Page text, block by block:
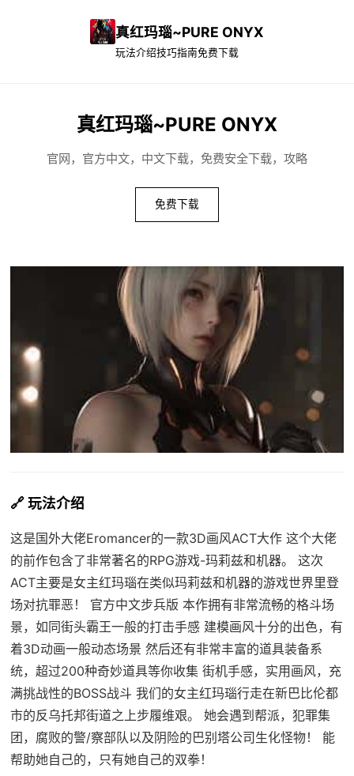
真红玛瑙~PURE ONYX
玩法介绍技巧指南免费下载
真红玛瑙~PURE ONYX
官网，官方中文，中文下载，免费安全下载，攻略
免费下载
🔗 玩法介绍
这是国外大佬Eromancer的一款3D画风ACT大作 这个大佬
的前作包含了非常著名的RPG游戏-玛莉兹和机器。 这次
ACT主要是女主红玛瑙在类似玛莉兹和机器的游戏世界里登
场对抗罪恶！ 官方中文步兵版 本作拥有非常流畅的格斗场
景，如同街头霸王一般的打击手感 建模画风十分的出色，有
着3D动画一般动态场景 然后还有非常丰富的道具装备系
统，超过200种奇妙道具等你收集 街机手感，实用画风，充
满挑战性的BOSS战斗 我们的女主红玛瑙行走在新巴比伦都
市的反乌托邦街道之上步履维艰。 她会遇到帮派，犯罪集
团，腐败的警/察部队以及阴险的巴别塔公司生化怪物！ 能
帮助她自己的，只有她自己的双拳！